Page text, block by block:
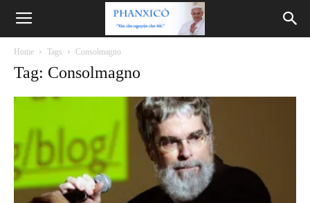
Phanxicô
Home Tags Consolmagno
Tag: Consolmagno